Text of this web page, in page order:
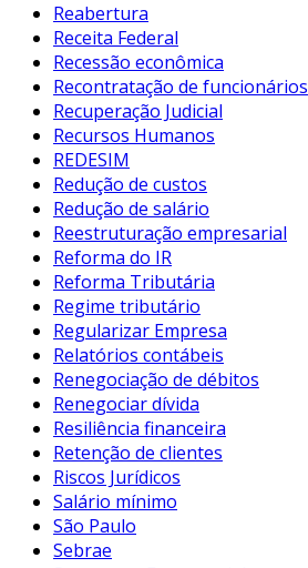
Reabertura
Receita Federal
Recessão econômica
Recontratação de funcionários
Recuperação Judicial
Recursos Humanos
REDESIM
Redução de custos
Redução de salário
Reestruturação empresarial
Reforma do IR
Reforma Tributária
Regime tributário
Regularizar Empresa
Relatórios contábeis
Renegociação de débitos
Renegociar dívida
Resiliência financeira
Retenção de clientes
Riscos Jurídicos
Salário mínimo
São Paulo
Sebrae